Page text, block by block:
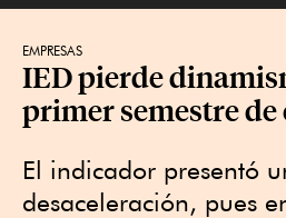
EMPRESAS
IED pierde
primer semestre de
El indicador presentó
desaceleración, pues